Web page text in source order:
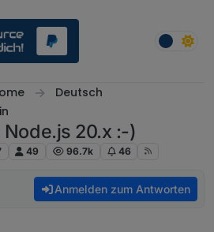
Deutsch
20.x :-)
49 96.7k 46
Anmelden zum Antworten